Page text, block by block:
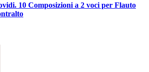
10 Composizioni a 2 voci per Flauto